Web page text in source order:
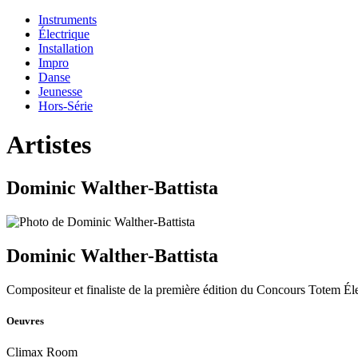
Instruments
Électrique
Installation
Impro
Danse
Jeunesse
Hors-Série
Artistes
Dominic Walther-Battista
Dominic Walther-Battista
Compositeur et finaliste de la première édition du Concours Totem
Oeuvres
Climax Room